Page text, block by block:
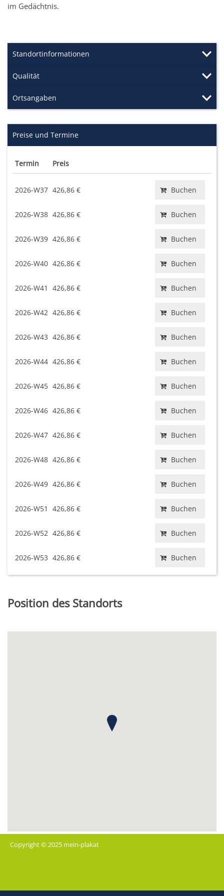
im Gedächtnis.
Standortinformationen
Qualität
Ortsangaben
Preise und Termine
Termin Preis
2026-W37 426,86 € Buchen
2026-W38 426,86 € Buchen
2026-W39 426,86 € Buchen
2026-W40 426,86 € Buchen
2026-W41 426,86 € Buchen
2026-W42 426,86 € Buchen
2026-W43 426,86 € Buchen
2026-W44 426,86 € Buchen
2026-W45 426,86 € Buchen
2026-W46 426,86 € Buchen
2026-W47 426,86 € Buchen
2026-W48 426,86 € Buchen
2026-W49 426,86 € Buchen
2026-W51 426,86 € Buchen
2026-W52 426,86 € Buchen
2026-W53 426,86 € Buchen
Position des Standorts
Copyright © 2025 mein-plakat